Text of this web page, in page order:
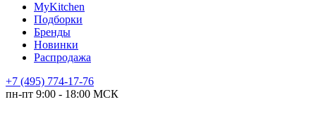
MyKitchen
Подборки
Бренды
Новинки
Распродажа
+7 (495) 774-17-76
пн-пт 9:00 - 18:00 МСК